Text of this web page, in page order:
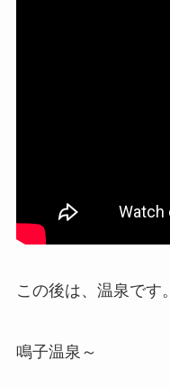
この後は、温泉です。
鳴子温泉～